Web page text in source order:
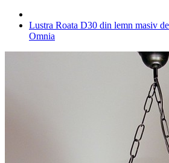
Lustra Roata D30 din lemn masiv
Omnia